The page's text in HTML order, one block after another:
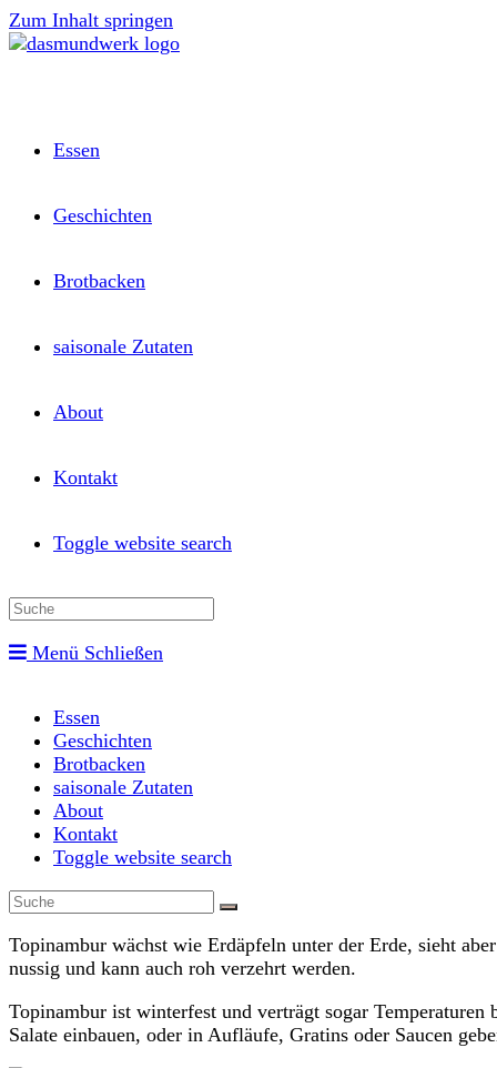
Zum Inhalt springen
Essen
Geschichten
Brotbacken
saisonale Zutaten
About
Kontakt
Toggle website search
Menü Schließen
Essen
Geschichten
Brotbacken
saisonale Zutaten
About
Kontakt
Toggle website search
Topinambur wächst wie Erdäpfeln unter der Erde, sieht
nussig und kann auch roh verzehrt werden.
Topinambur ist winterfest und verträgt sogar
Salate einbauen, oder in Aufläufe, Gratins oder Saucen